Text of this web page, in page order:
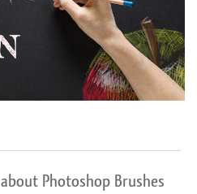
Photoshop Brushes